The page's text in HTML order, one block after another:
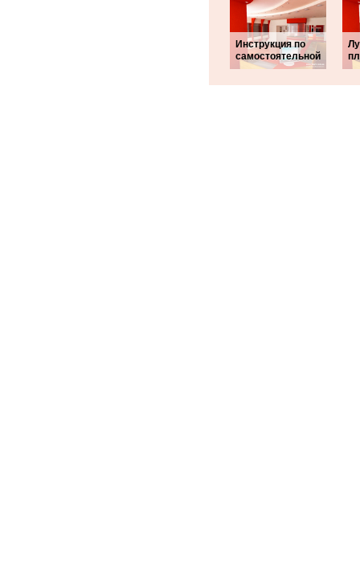
Инструкция по
самостоятельной